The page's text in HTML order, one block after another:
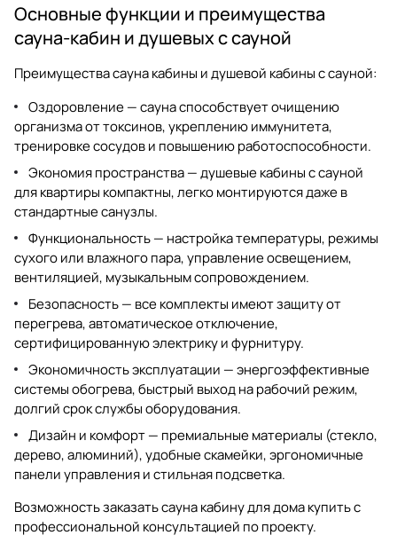
Основные функции и преимущества
сауна-кабин и душевых с сауной
Преимуществасауна кабины и душевой кабины с сауной:
Оздоровление — сауна способствует очищению
организма от токсинов, укреплению иммунитета,
тренировке сосудов и повышению работоспособности.
Экономия пространства — душевые кабины с сауной
для квартиры компактны, легко монтируются даже в
стандартные санузлы.
Функциональность — настройка температуры, режимы
сухого или влажного пара, управление освещением,
вентиляцией, музыкальным сопровождением.
Безопасность — все комплекты имеют защиту от
перегрева, автоматическое отключение,
сертифицированную электрику и фурнитуру.
Экономичность эксплуатации — энергоэффективные
системы обогрева, быстрый выход на рабочий режим,
долгий срок службы оборудования.
Дизайн и комфорт — премиальные материалы (стекло,
дерево, алюминий), удобные скамейки, эргономичные
панели управления и стильная подсветка.
Возможность заказатьсауна кабину для дома купитьс
профессиональной консультацией по проекту.